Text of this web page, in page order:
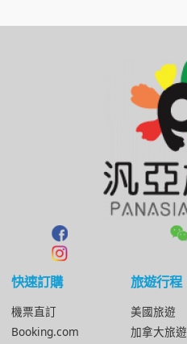
快速訂購
機票直訂
Booking.com
旅遊行程
美國旅遊
加拿大旅遊